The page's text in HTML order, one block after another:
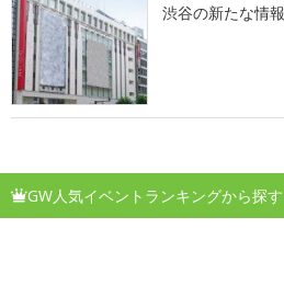
渋谷の新たな情
GW人気イベントランキングから探す